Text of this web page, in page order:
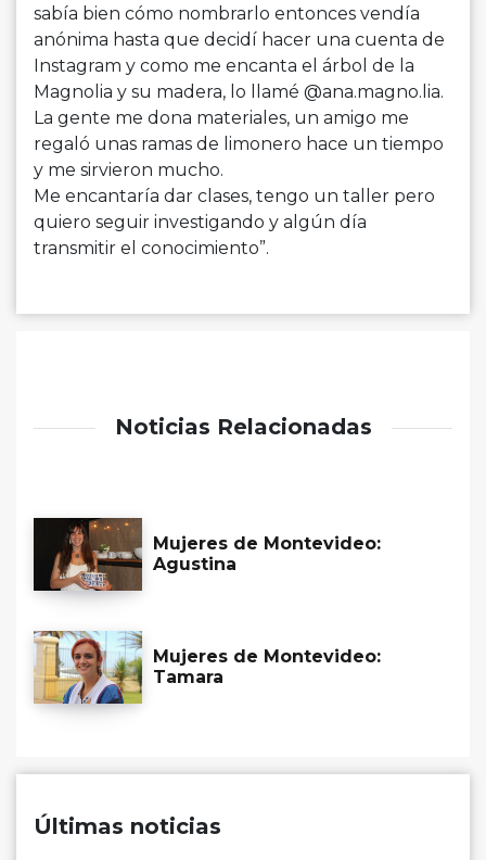
sabía bien cómo nombrarlo entonces vendía
anónima hasta que decidí hacer una cuenta de
Instagram y como me encanta el árbol de la
Magnolia y su madera, lo llamé @ana.magno.lia.
La gente me dona materiales, un amigo me
regaló unas ramas de limonero hace un tiempo
y me sirvieron mucho.
Me encantaría dar clases, tengo un taller pero
quiero seguir investigando y algún día
transmitir el conocimiento”.
Noticias Relacionadas
Mujeres de Montevideo:
Agustina
Mujeres de Montevideo:
Tamara
Últimas noticias